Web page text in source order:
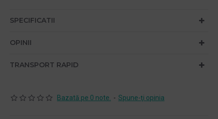
SPECIFICATII
OPINII
TRANSPORT RAPID
Bazată pe 0 note. - Spune-ţi opinia